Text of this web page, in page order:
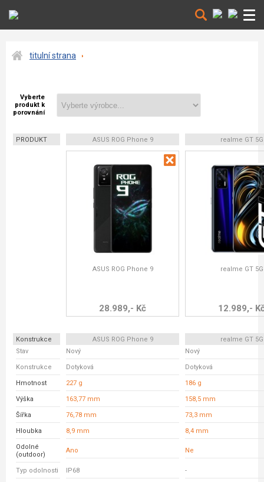
titulní strana
Vyberte
produkt k
porovnání
PRODUKT ASUS ROG Phone 9 realme GT 5G
ASUS ROG Phone 9
28.989,- Kč
realme GT 5G
12.989,-
Konstrukce ASUS ROG Phone 9
realme GT 5G
Stav
Nový Nový
Konstrukce Dotyková Dotyková
Hmotnost 227 g 186 g
Výška 163,77 mm 158,5 mm
Šířka 76,78 mm 73,3 mm
Hloubka 8,9 mm 8,4 mm
Odolné
(outdoor)
Ano Ne
Typ odolnosti IP68 -